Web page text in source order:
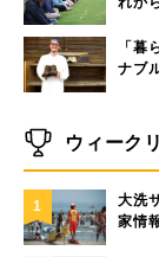
「暮
ナブ
ウィーク
1
大洗
家情